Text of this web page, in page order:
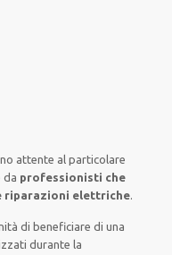
attente al particolare
da professionisti che
riparazioni elettriche.
di beneficiare di una
durante la